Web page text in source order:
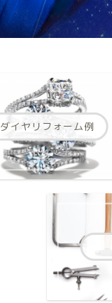
ダイヤリフォーム例